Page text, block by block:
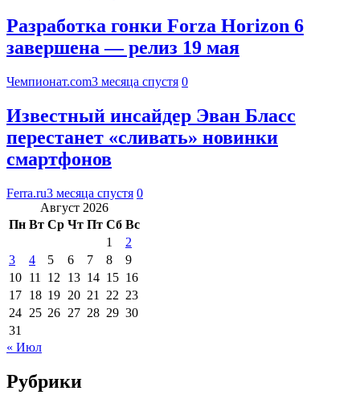
Разработка гонки Forza Horizon 6
завершена — релиз 19 мая
Чемпионат.com3 месяца спустя 0
Известный инсайдер Эван Бласс
перестанет «сливать» новинки
смартфонов
Ferra.ru3 месяца спустя 0
Август 2026
Пн Вт Ср Чт Пт Сб Вс
1
2
3
4 5 6 7 8
9
10 11 12 13 14 15 16
17 18 19 20 21 22 23
24 25 26 27 28 29 30
31
« Июл
Рубрики